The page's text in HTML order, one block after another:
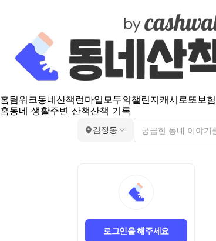
홈팀워크동네산책 런마일모두의챌린지캐시로또보험
홈동네 생활주변 산책산책 기록
감정동
로그인을 해주세요